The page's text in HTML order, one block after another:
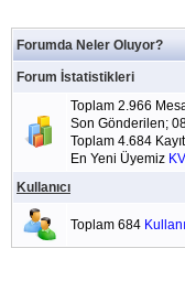
Forumda Neler Oluyor?
Forum İstatistikleri
Toplam 2.966
Son Gönderilen;
Toplam 4.684
En Yeni Üyemiz
Kullanıcı
Toplam 684